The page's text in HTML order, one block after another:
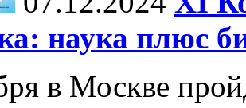
наука плюс
в Москве